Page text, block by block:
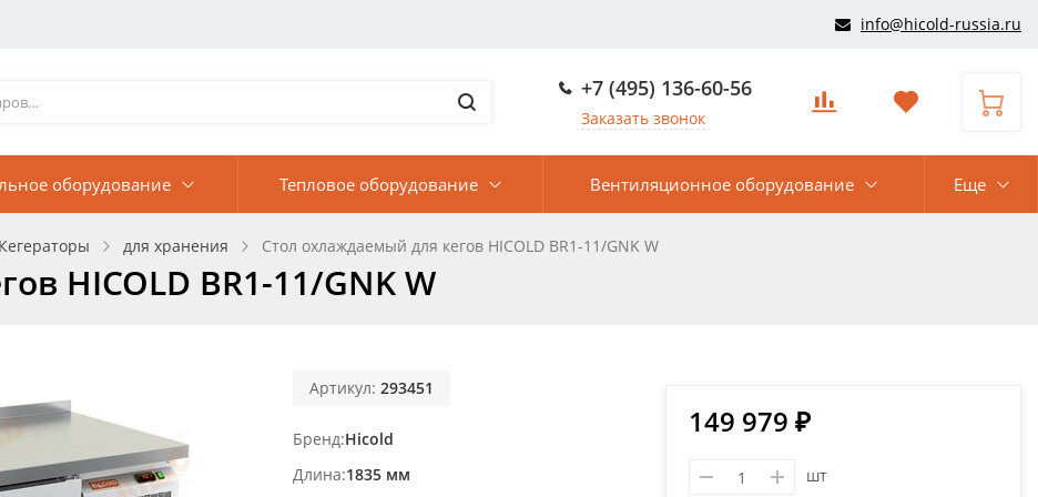
info@hicold-russia.ru
+7 (495) 136-60-56
Заказать звонок
оборудование Тепловое оборудование Вентиляционное оборудование Еще
Кегераторы для хранения Стол охлаждаемый для кегов HICOLD BR1-11/GNK W
HICOLD BR1-11/GNK W
Артикул: 293451
Бренд Hicold
Длина 1835 мм
149 979 ₽
шт